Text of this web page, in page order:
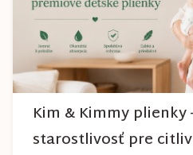
Kim & Kimmy
starostlivosť pre